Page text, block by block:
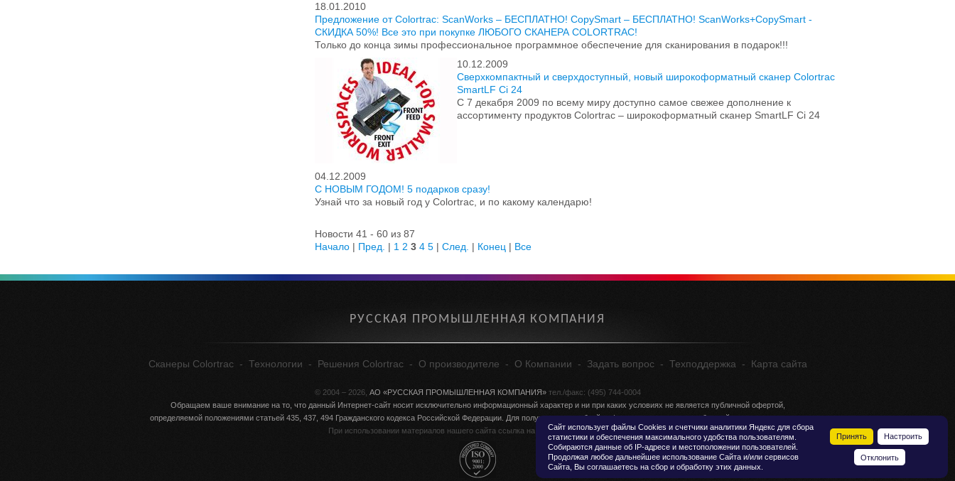
18.01.2010
Предложение от Colortrac: ScanWorks – БЕСПЛАТНО! CopySmart – БЕСПЛАТНО! ScanWorks+CopySmart -
СКИДКА 50%! Все это при покупке ЛЮБОГО СКАНЕРА COLORTRAC!
Только до конца зимы профессиональное программное обеспечение для сканирования в подарок!!!
10.12.2009
Сверхкомпактный и сверхдоступный, новый широкоформатный сканер Colortrac
SmartLF Ci 24
С 7 декабря 2009 по всему миру доступно самое свежее дополнение к
ассортименту продуктов Colortrac – широкоформатный сканер SmartLF Ci 24
04.12.2009
С НОВЫМ ГОДОМ! 5 подарков сразу!
Узнай что за новый год у Colortrac, и по какому календарю!
Новости 41 - 60 из 87
Начало | Пред. | 1 2 3 4 5 |След. | Конец | Все
РУССКАЯ ПРОМЫШЛЕННАЯ КОМПАНИЯ
Сканеры Colortrac - Технологии - Решения Colortrac - О производителе - О Компании - Задать вопрос - Техподдержка - Карта сайта
© 2004 – 2026, АО «РУССКАЯ ПРОМЫШЛЕННАЯ КОМПАНИЯ»тел./факс: (495) 744-0004
Обращаем ваше внимание на то, что данный Интернет-сайт носит исключительно информационный характер и ни при каких условиях не является публичной офертой,
определяемой положениями статьей 435, 437, 494 Гражданского кодекса Российской Федерации. Для получения подробной информации о стоимости обращайтесь в отдел продаж.
При использовании материалов нашего сайта ссылка на
colortrac.ruобязательна!
Сайт использует файлы Сookies и счетчики аналитики Яндекс для сбора
статистики и обеспечения максимального удобства пользователям.
Собираются данные об IP-адресе и местоположении пользователей.
Продолжая любое дальнейшее использование Сайта и/или сервисов
Сайта, Вы соглашаетесь на сбор и обработку этих данных.
Принять Настроить
Отклонить